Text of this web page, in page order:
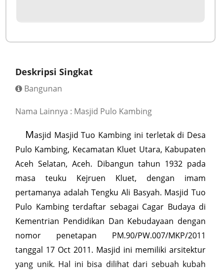
Deskripsi Singkat
Bangunan
Nama Lainnya : Masjid Pulo Kambing
Masjid Masjid Tuo Kambing ini terletak di Desa
Pulo Kambing, Kecamatan Kluet Utara, Kabupaten
Aceh Selatan, Aceh. Dibangun tahun 1932 pada
masa teuku Kejruen Kluet, dengan imam
pertamanya adalah Tengku Ali Basyah. Masjid Tuo
Pulo Kambing terdaftar sebagai Cagar Budaya di
Kementrian Pendidikan Dan Kebudayaan dengan
nomor penetapan PM.90/PW.007/MKP/2011
tanggal 17 Oct 2011. Masjid ini memiliki arsitektur
yang unik. Hal ini bisa dilihat dari sebuah kubah